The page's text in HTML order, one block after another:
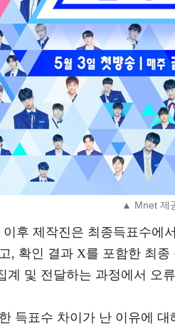
▲ Mnet 제
후 제작진은 최종득표수에
, 확인 결과 X를 포함한 최
계 및 전달하는 과정에서 오
득표수 차이가 난 이유에